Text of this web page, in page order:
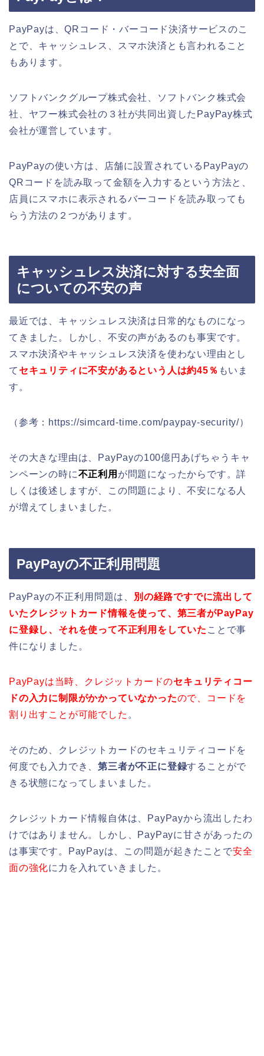
PayPayは、QRコード・バーコード決済サービスのこ
とで、キャッシュレス、スマホ決済とも言われること
もあります。
ソフトバンクグループ株式会社、ソフトバンク株式会
社、ヤフー株式会社の３社が共同出資したPayPay株式
会社が運営しています。
PayPayの使い方は、店舗に設置されているPayPayの
QRコードを読み取って金額を入力するという方法と、
店員にスマホに表示されるバーコードを読み取っても
らう方法の２つがあります。
キャッシュレス決済に対する安全面
についての不安の声
最近では、キャッシュレス決済は日常的なものになっ
てきました。しかし、不安の声があるのも事実です。
スマホ決済やキャッシュレス決済を使わない理由とし
て セキュリティに不安があるという人は約45％ もいま
す。
（参考：https://simcard-time.com/paypay-security/）
その大きな理由は、PayPayの100億円あげちゃうキャ
ンペーンの時に不正利用 が問題になったからです。詳
しくは後述しますが、この問題により、不安になる人
が増えてしまいました。
PayPayの不正利用問題
PayPayの不正利用問題は、
別の経路ですでに流出して
いたクレジットカード情報を使って、 第三者がPayPay
に登録し、それを使って不正利用をしていた ことで事
件になりました。
PayPayは当時、 クレジットカードのセキュリティコー
ドの入力に制限がかかっていなかったので、コードを
割り出すことが可能でした 。
そのため、クレジットカードのセキュリティコードを
何度でも入力でき、第三者が不正に登録することがで
きる状態になってしまいました。
クレジットカード情報自体は、PayPayから流出したわ
けではありません。しかし、PayPayに甘さがあったの
は事実です。PayPayは、この問題が起きたことで安全
面の強化に力を入れていきました。